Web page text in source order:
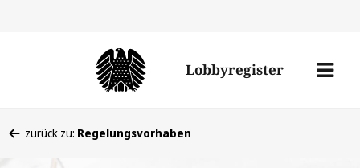
Lobbyregister
Menü
befinden
zurück zu: Regelungsvorhaben